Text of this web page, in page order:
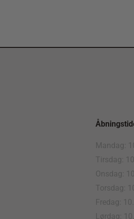
Mandag:
Tirsdag:
Onsdag:
Torsdag:
Fredag:
Lørdag: